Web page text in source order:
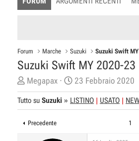
Forum Marche Suzuki Suzuki Swift
Suzuki Swift MY 2020-23
C
r
e
t
Megapax
D
a
t
23 Febbraio 2020
Tutto su Suzuki » LISTINO USATO
Precedente 1